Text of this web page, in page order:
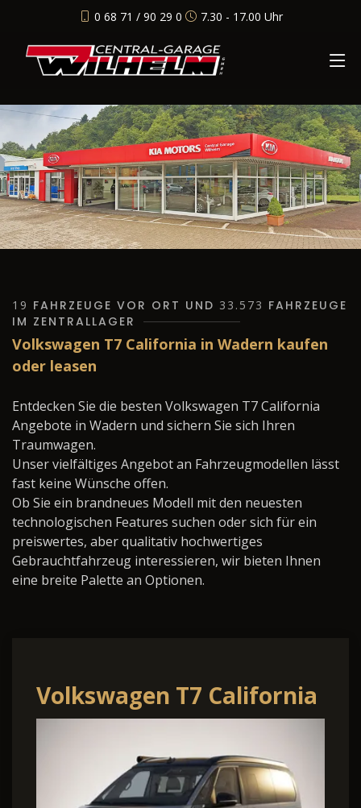
0 68 71 / 90 29 0 7.30 - 17.00 Uhr
19 FAHRZEUGE VOR ORT UND 33.573 FAHRZEUGE
IM ZENTRALLAGER
Volkswagen T7 California in Wadern kaufen
oder leasen
Entdecken Sie die besten Volkswagen T7 California
Angebote in Wadern und sichern Sie sich Ihren
Traumwagen.
Unser vielfältiges Angebot an Fahrzeugmodellen lässt
fast keine Wünsche offen.
Ob Sie ein brandneues Modell mit den neuesten
technologischen Features suchen oder sich für ein
preiswertes, aber qualitativ hochwertiges
Gebrauchtfahrzeug interessieren, wir bieten Ihnen
eine breite Palette an Optionen.
Volkswagen T7 California
Ocean Nav AHK Markise
Keyl ParkP